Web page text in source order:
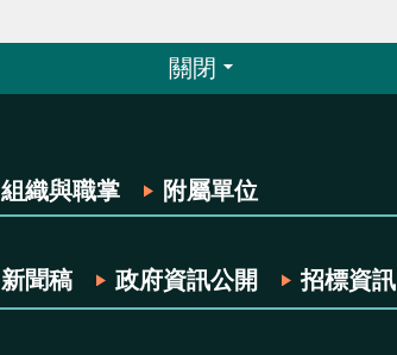
關閉
組織與職掌 附屬單位
新聞稿 政府資訊公開 招標資訊